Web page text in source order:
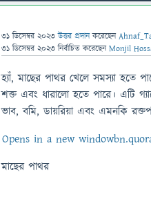
31 ডিসেম্বর 2023 উত্তর প্রদান করেছেন
31 ডিসেম্বর 2023 নির্বাচিত করেছেনMonjil
হ্যাঁ, মাছের পাথর খেলে সমস্যা হতে
শক্ত এবং ধারালো হতে পারে। এটি
ভাব, বমি, ডায়রিয়া এবং এমনকি
Opens in a new window
মাছের পাথর